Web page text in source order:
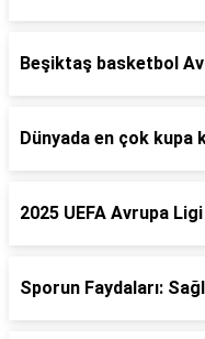
Beşiktaş basketbol
Dünyada en çok kupa
2025 UEFA Avrupa
Sporun Faydaları: